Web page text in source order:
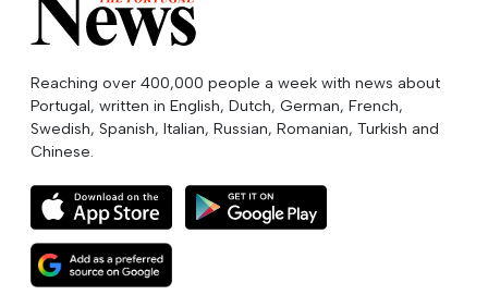
Reaching over 400,000 people a week with news about
Portugal, written in English, Dutch, German, French,
Swedish, Spanish, Italian, Russian, Romanian, Turkish and
Chinese.